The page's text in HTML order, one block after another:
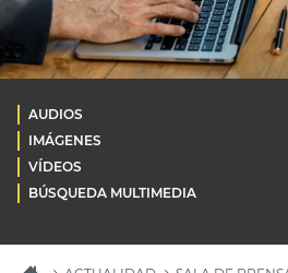
AUDIOS
IMÁGENES
VÍDEOS
BÚSQUEDA MULTIMEDIA